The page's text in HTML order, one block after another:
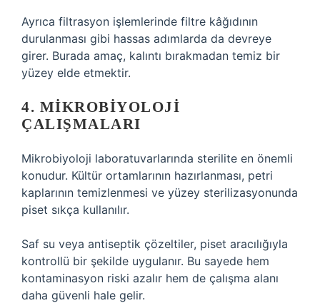
Ayrıca filtrasyon işlemlerinde filtre kâğıdının
durulanması gibi hassas adımlarda da devreye
girer. Burada amaç, kalıntı bırakmadan temiz bir
yüzey elde etmektir.
4. MIKROBIYOLOJI
ÇALIŞMALARI
Mikrobiyoloji laboratuvarlarında sterilite en önemli
konudur. Kültür ortamlarının hazırlanması, petri
kaplarının temizlenmesi ve yüzey sterilizasyonunda
piset sıkça kullanılır.
Saf su veya antiseptik çözeltiler, piset aracılığıyla
kontrollü bir şekilde uygulanır. Bu sayede hem
kontaminasyon riski azalır hem de çalışma alanı
daha güvenli hale gelir.